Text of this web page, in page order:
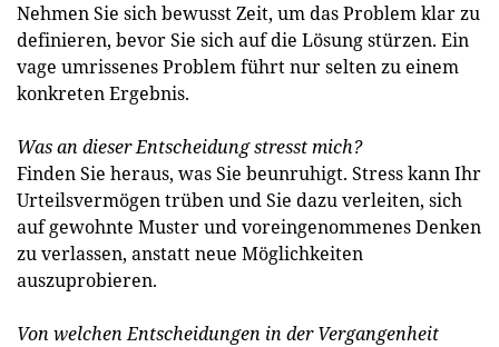
Nehmen Sie sich bewusst Zeit, um das Problem klar zu
definieren, bevor Sie sich auf die Lösung stürzen. Ein
vage umrissenes Problem führt nur selten zu einem
konkreten Ergebnis.
Was an dieser Entscheidung stresst mich?
Finden Sie heraus, was Sie beunruhigt. Stress kann Ihr
Urteilsvermögen trüben und Sie dazu verleiten, sich
auf gewohnte Muster und voreingenommenes Denken
zu verlassen, anstatt neue Möglichkeiten
auszuprobieren.
Von welchen Entscheidungen in der Vergangenheit